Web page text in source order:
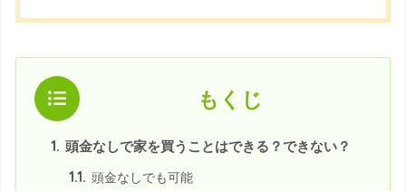
もくじ
1. 頭金なしで家を買うことはできる？できない？
1.1. 頭金なしでも可能